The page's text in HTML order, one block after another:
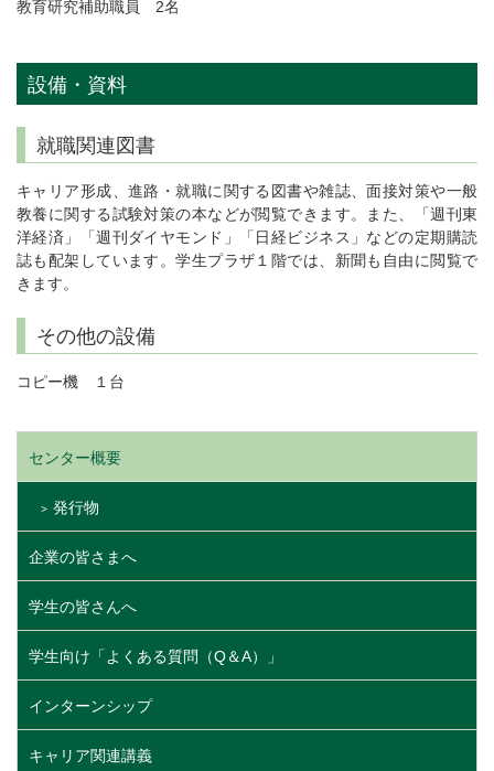
教育研究補助職員 2名
設備・資料
就職関連図書
キャリア形成、進路・就職に関する図書や雑誌、面接対策や一般
教養に関する試験対策の本などが閲覧できます。また、「週刊東
洋経済」「週刊ダイヤモンド」「日経ビジネス」などの定期購読
誌も配架しています。学生プラザ１階では、新聞も自由に閲覧で
きます。
その他の設備
コピー機 １台
センター概要
発行物
企業の皆さまへ
学生の皆さんへ
学生向け「よくある質問（Q＆A）」
インターンシップ
キャリア関連講義